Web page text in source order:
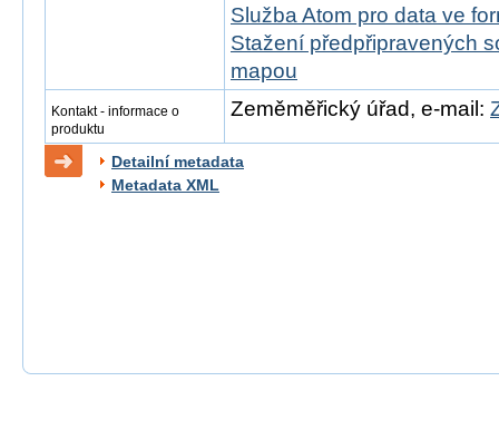
Služba Atom pro data ve
Stažení předpřipravených
mapou
Kontakt - informace o
produktu
Zeměměřický úřad, e-mail:
Detailní metadata
Metadata XML